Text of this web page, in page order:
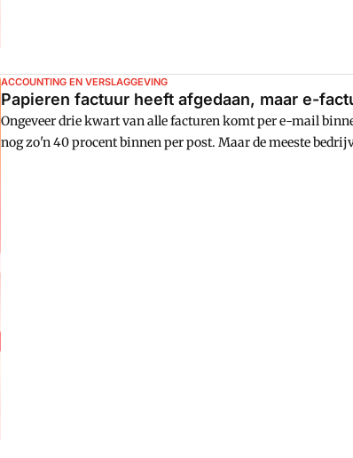
ACCOUNTING EN VERSLAGGEVING
Papieren factuur heeft afgedaan, maar e-
Ongeveer drie kwart van alle facturen komt per e-mail
nog zo'n 40 procent binnen per post. Maar de meeste